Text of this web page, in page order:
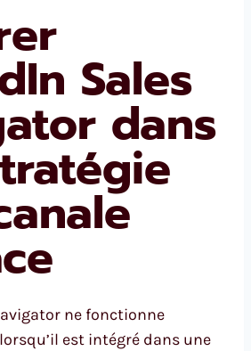
Sales
dans
ne fonctionne
est intégré dans une